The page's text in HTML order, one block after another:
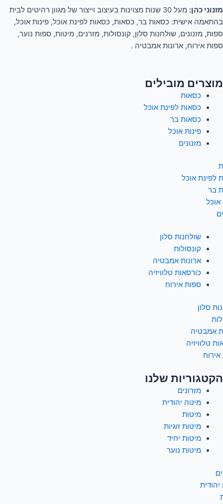
מזנוני כהן:
מעל 30 שנות מצוינות בעיצוב וייצור של מגוון רהיטים לבית
בהתאמה אישית: כסאות בר, כסאות, כסאות לפינת אוכל, פינות אוכל,
ספות, מזנונים, שולחנות סלון, קונסולות, מזרנים, מיטות, ספות נוער,
ספות אירוח, ארונות אמבטיה .
מוצרים מובילים
כסאות
כסאות לפינת אוכל
כסאות בר
פינות אוכל
מזנונים
לפינת אוכל
בר
אוכל
שולחנות סלון
קונסולות
ארונות אמבטיה
כורסאות טלוויזיה
ספות אירוח
סלון
אמבטיה
טלוויזיה
הקטגוריות שלנו
מזרונים
מיטה יהודית
מיטות
מיטות זוגיות
מיטות יחיד
מיטות נוער